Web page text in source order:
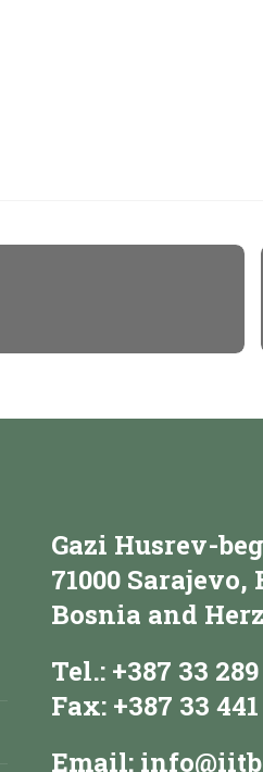
Gazi Husrev-
71000 Sarajevo,
Bosnia and
Tel.: +387 33
Fax: +387 33
Email: